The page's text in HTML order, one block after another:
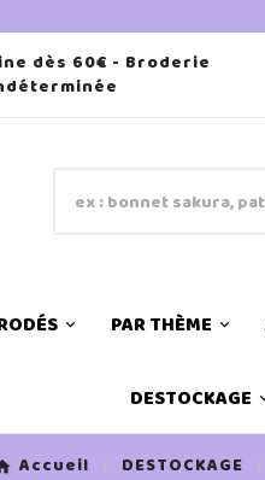
dès 60€ - Broderie
PAR THÈME
DESTOCKAGE
Accueil DESTOCKAGE